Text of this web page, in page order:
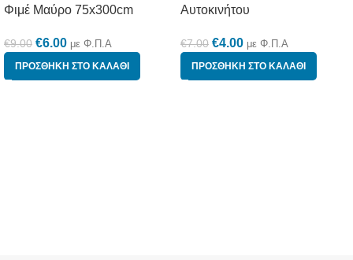
Φιμέ Μαύρο 75x300cm
€9.00 €6.00 με Φ.Π.Α
ΠΡΟΣΘΉΚΗ ΣΤΟ ΚΑΛΆΘΙ
Αυτοκινήτου
€7.00 €4.00 με Φ.Π.Α
ΠΡΟΣΘΉΚΗ ΣΤΟ ΚΑΛΆΘΙ